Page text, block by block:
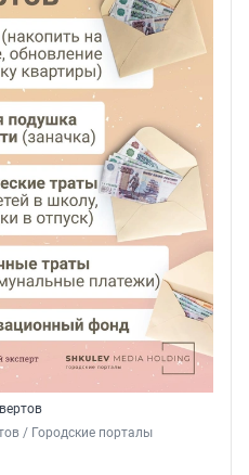
/ Городские порталы